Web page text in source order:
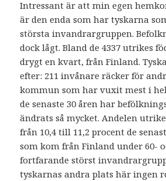
Intressant är att min egen
är den enda som har tyskarna
största invandrargruppen.
dock lågt. Bland de 4337 utrikes
drygt en kvart, från Finland.
efter: 211 invånare räcker för
kommun som har vuxit mest i
de senaste 30 åren har
ändrats så mycket. Andelen
från 10,4 till 11,2 procent de
som kom från Finland under 60-
fortfarande störst invandrargrupp
tyskarnas andra plats här ingen